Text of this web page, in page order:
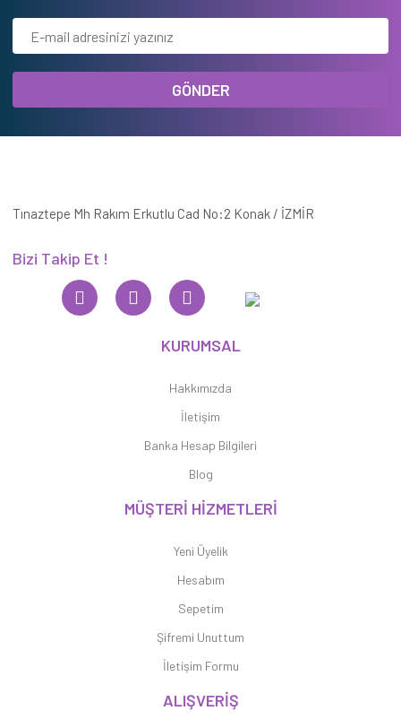
GÖNDER
Tınaztepe Mh Rakım Erkutlu Cad No:2 Konak / İZMİR
Bizi Takip Et !
KURUMSAL
Hakkımızda
İletişim
Banka Hesap Bilgileri
Blog
MÜŞTERİ HİZMETLERİ
Yeni Üyelik
Hesabım
Sepetim
Şifremi Unuttum
İletişim Formu
ALIŞVERİŞ